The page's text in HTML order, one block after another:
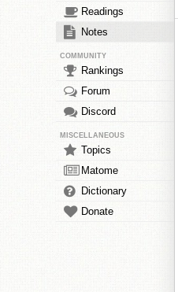
Readings
Notes
COMMUNITY
Rankings
Forum
Discord
MISCELLANEOUS
Topics
Matome
Dictionary
Donate